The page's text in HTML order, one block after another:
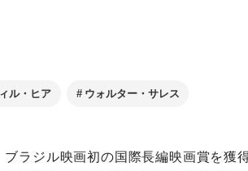
ル・ヒア ウォルター・サレス
ラジル映画初の国際⻑編映画賞を獲